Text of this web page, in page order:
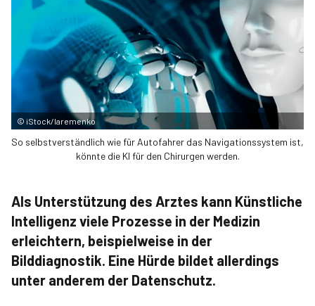
© iStock/Iaremenko
So selbstverständlich wie für Autofahrer das Navigationssystem ist,
könnte die KI für den Chirurgen werden.
Als Unterstützung des Arztes kann Künstliche
Intelligenz viele Prozesse in der Medizin
erleichtern, beispielweise in der
Bilddiagnostik. Eine Hürde bildet allerdings
unter anderem der Datenschutz.